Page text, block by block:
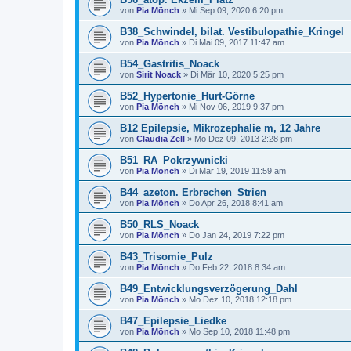
von Pia Mönch » Mi Sep 09, 2020 6:20 pm
B38_Schwindel, bilat. Vestibulopathie_Kringel
von Pia Mönch » Di Mai 09, 2017 11:47 am
B54_Gastritis_Noack
von Sirit Noack » Di Mär 10, 2020 5:25 pm
B52_Hypertonie_Hurt-Görne
von Pia Mönch » Mi Nov 06, 2019 9:37 pm
B12 Epilepsie, Mikrozephalie m, 12 Jahre
von Claudia Zell » Mo Dez 09, 2013 2:28 pm
B51_RA_Pokrzywnicki
von Pia Mönch » Di Mär 19, 2019 11:59 am
B44_azeton. Erbrechen_Strien
von Pia Mönch » Do Apr 26, 2018 8:41 am
B50_RLS_Noack
von Pia Mönch » Do Jan 24, 2019 7:22 pm
B43_Trisomie_Pulz
von Pia Mönch » Do Feb 22, 2018 8:34 am
B49_Entwicklungsverzögerung_Dahl
von Pia Mönch » Mo Dez 10, 2018 12:18 pm
B47_Epilepsie_Liedke
von Pia Mönch » Mo Sep 10, 2018 11:48 pm